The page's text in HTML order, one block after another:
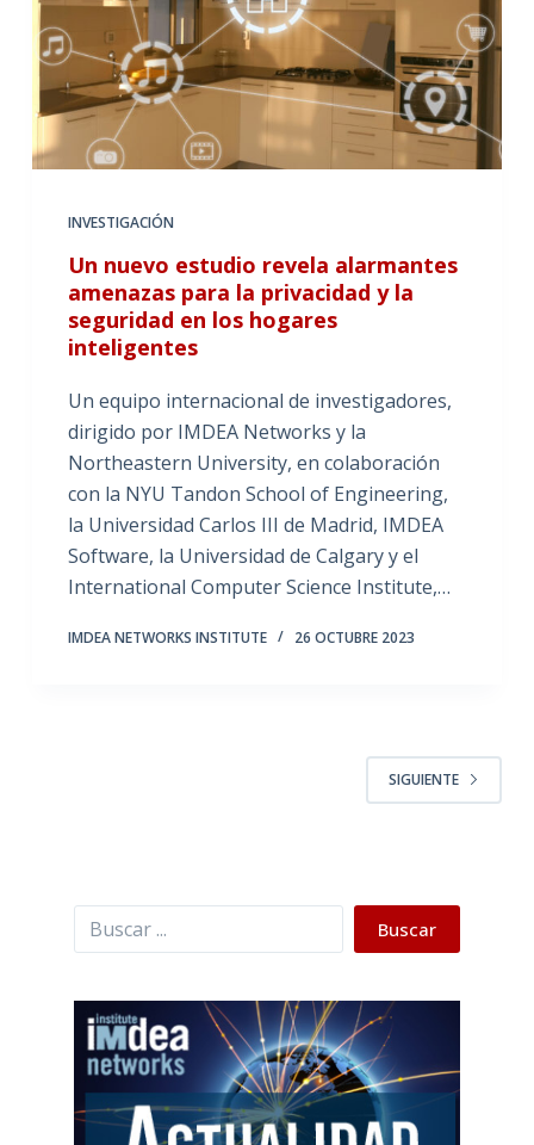
INVESTIGACIÓN
Un nuevo estudio revela alarmantes
amenazas para la privacidad y la
seguridad en los hogares
inteligentes
Un equipo internacional de investigadores,
dirigido por IMDEA Networks y la
Northeastern University, en colaboración
con la NYU Tandon School of Engineering,
la Universidad Carlos III de Madrid, IMDEA
Software, la Universidad de Calgary y el
International Computer Science Institute,…
IMDEA NETWORKS INSTITUTE 26 OCTUBRE 2023
SIGUIENTE
Buscar Buscar